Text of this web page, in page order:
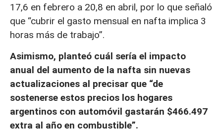
17,6 en febrero a 20,8 en abril, por lo que señaló
que “cubrir el gasto mensual en nafta implica 3
horas más de trabajo”.
Asimismo, planteó cuál sería el impacto
anual del aumento de la nafta sin nuevas
actualizaciones al precisar que “de
sostenerse estos precios los hogares
argentinos con automóvil gastarán $466.497
extra al año en combustible”.